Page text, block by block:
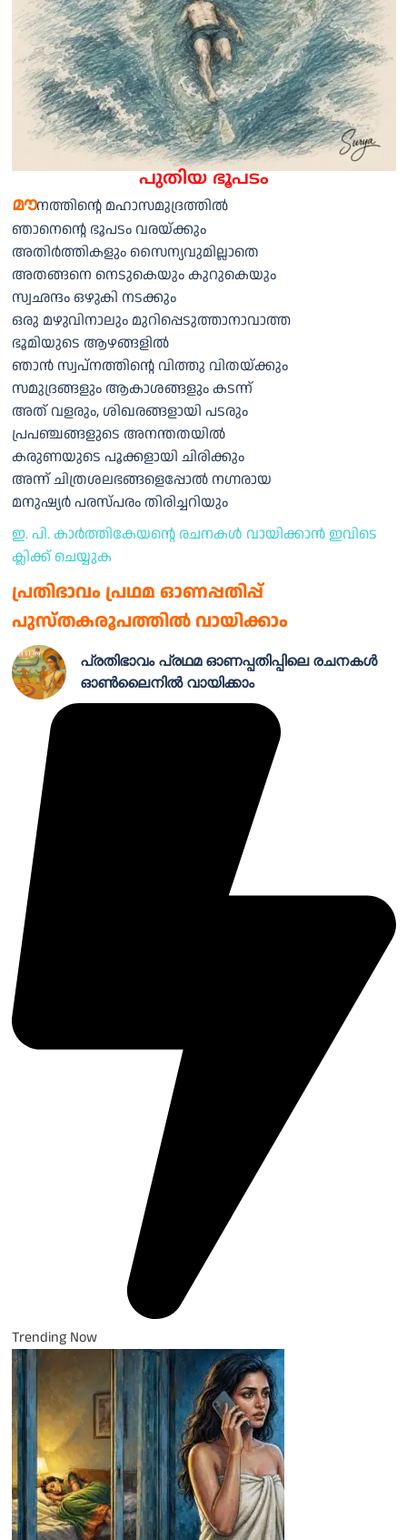
പുതിയ ഭൂപടം
മൗനത്തിന്റെ മഹാസമുദ്രത്തിൽ
ഞാനെന്റെ ഭൂപടം വരയ്ക്കും
അതിർത്തികളും സൈന്യവുമില്ലാതെ
അതങ്ങനെ നെടുകെയും കുറുകെയും
സ്വഛന്ദം ഒഴുകി നടക്കും
ഒരു മഴുവിനാലും മുറിപ്പെടുത്താനാവാത്ത
ഭൂമിയുടെ ആഴങ്ങളിൽ
ഞാൻ സ്വപ്നത്തിന്റെ വിത്തു വിതയ്ക്കും
സമുദ്രങ്ങളും ആകാശങ്ങളും കടന്ന്
അത് വളരും, ശിഖരങ്ങളായി പടരും
പ്രപഞ്ചങ്ങളുടെ അനന്തതയിൽ
കരുണയുടെ പൂക്കളായി ചിരിക്കും
അന്ന് ചിത്രശലഭങ്ങളെപ്പോൽ നഗ്നരായ
മനുഷ്യർ പരസ്പരം തിരിച്ചറിയും
ഇ. പി. കാർത്തികേയന്റെ രചനകൾ വായിക്കാൻ ഇവിടെ
ക്ലിക്ക് ചെയ്യുക
പ്രതിഭാവം പ്രഥമ ഓണപ്പതിപ്പ്
പുസ്തകരൂപത്തിൽ വായിക്കാം
പ്രതിഭാവം പ്രഥമ ഓണപ്പതിപ്പിലെ രചനകൾ
ഓൺലൈനിൽ വായിക്കാം
Trending Now